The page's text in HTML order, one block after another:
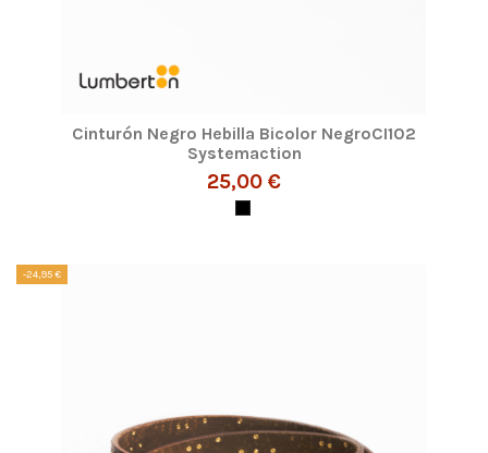
Cinturón Negro Hebilla Bicolor NegroCI102
Systemaction
25,00 €
-24,95 €